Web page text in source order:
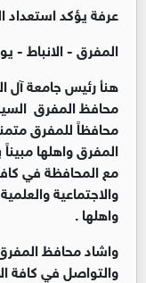
عرفة يؤكد استعداد
المفرق - الانباط -
هنأ رئيس جامعة آل
محافظ المفرق
محافظاً للمفرق
المفرق واهلها
مع المحافظة في
والاجتماعية
واهلها .
واشاد محافظ
والتواصل في كافة